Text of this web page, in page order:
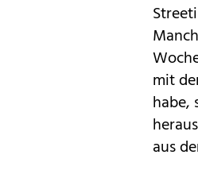
mit
habe,
aus